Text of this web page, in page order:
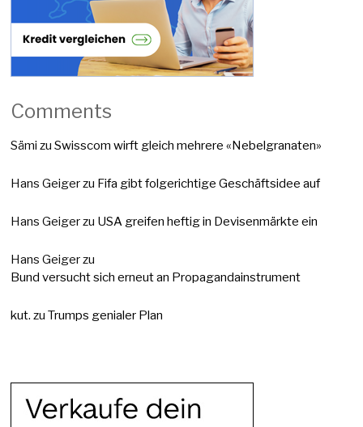
Comments
Sämi zuSwisscom wirft gleich mehrere «Nebelgranaten»
Hans Geigerzu Fifa gibt folgerichtige Geschäftsidee auf
Hans Geigerzu USA greifen heftig in Devisenmärkte ein
Hans Geigerzu
Bund versucht sich erneut an Propagandainstrument
kut. zuTrumps genialer Plan